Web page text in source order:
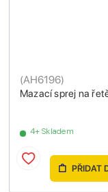
Mazací sprej na
(AH6196)
4+ Skladem
PŘIDAT